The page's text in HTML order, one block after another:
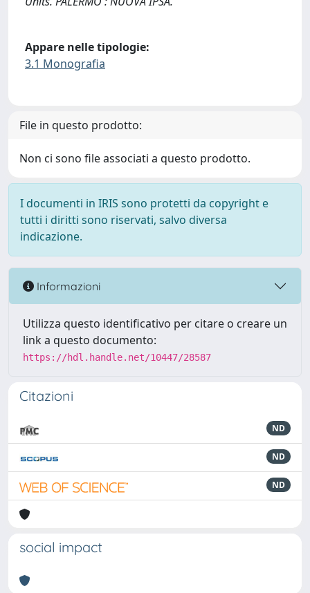
Appare nelle tipologie:
3.1 Monografia
File in questo prodotto:
Non ci sono file associati a questo prodotto.
I documenti in IRIS sono protetti da copyright e
tutti i diritti sono riservati, salvo diversa
indicazione.
Informazioni
Utilizza questo identificativo per citare o creare un
link a questo documento:
https://hdl.handle.net/10447/28587
Citazioni
ND
ND
ND
social impact